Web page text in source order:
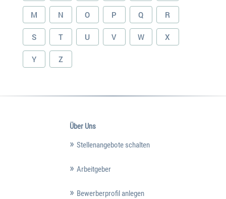
M N O P Q R
S T U V W X
Y Z
Über Uns
Stellenangebote schalten
Arbeitgeber
Bewerberprofil anlegen